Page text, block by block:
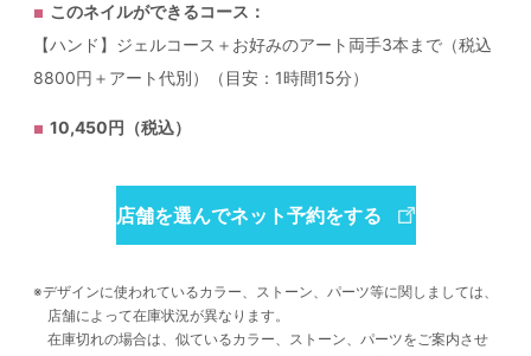
このネイルができるコース：
【ハンド】ジェルコース＋お好みのアート両手3本まで（税込
8800円＋アート代別）（目安：1時間15分）
10,450円（税込）
店舗を選んでネット予約をする
デザインに使われているカラー、ストーン、パーツ等に関しましては、
店舗によって在庫状況が異なります。
在庫切れの場合は、似ているカラー、ストーン、パーツをご案内させ